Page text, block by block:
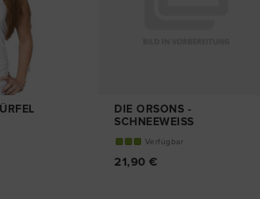
DIE ORSONS -
SCHNEEWEISS
Verfügbar
21,90 €